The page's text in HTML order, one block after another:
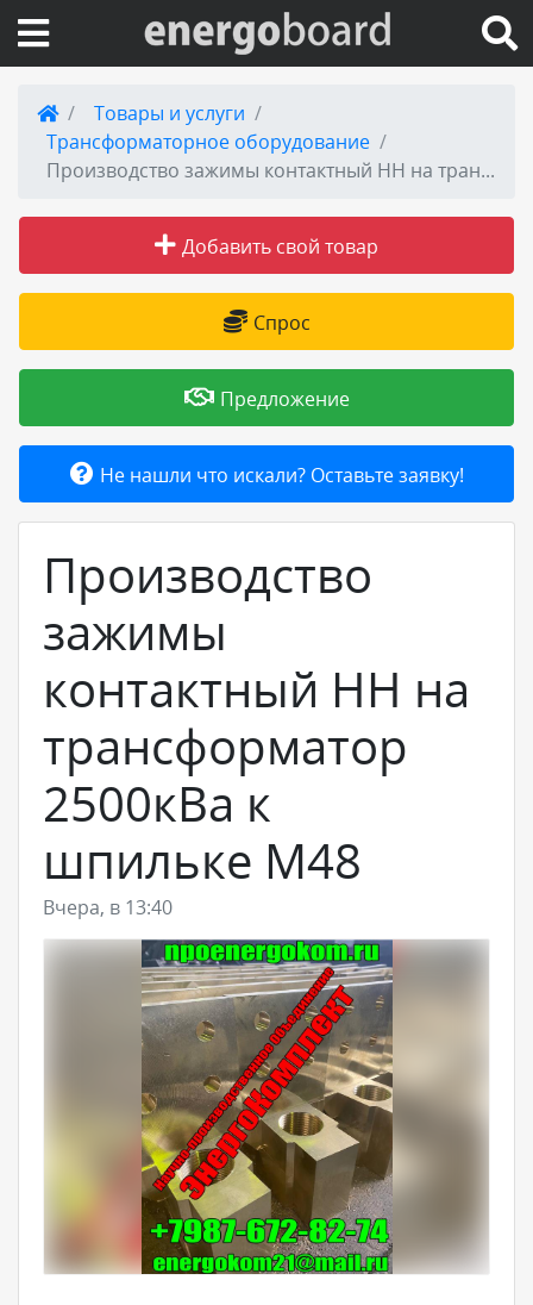
Вход на сайт
Поиск по сайту
Публикации
Справка
Товары и услуги
Добавить товар или услугу
Товары и услуги
Трансформаторное оборудование
Производство зажимы контактный НН на трансформатор 2500кВа к шпильке М48
Добавить свой товар
Спрос
Предложение
Не нашли что искали? Оставьте заявку!
Производство
зажимы
контактный НН на
трансформатор
2500кВа к
шпильке М48
Вчера, в 13:40